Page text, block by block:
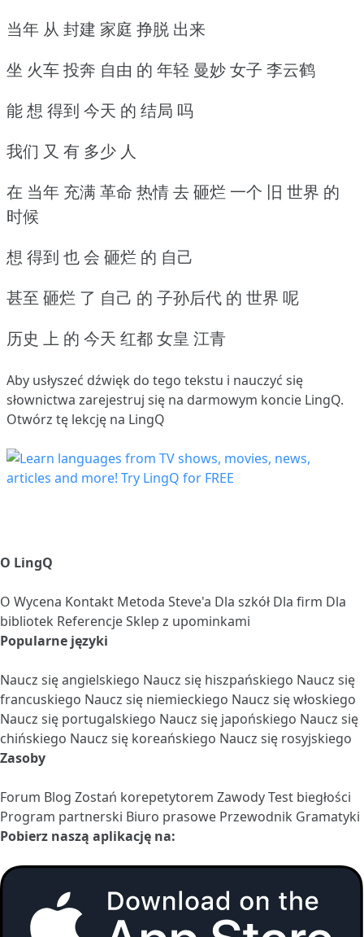
当年 从 封建 家庭 挣脱 出来
坐 火车 投奔 自由 的 年轻 曼妙 女子 李云鹤
能 想 得到 今天 的 结局 吗
我们 又 有 多少 人
在 当年 充满 革命 热情 去 砸烂 一个 旧 世界 的
时候
想 得到 也 会 砸烂 的 自己
甚至 砸烂 了 自己 的 子孙后代 的 世界 呢
历史 上 的 今天 红都 女皇 江青
Aby usłyszeć dźwięk do tego tekstu i nauczyć się
słownictwa zarejestruj się na darmowym koncie LingQ.
Otwórz tę lekcję na LingQ
O LingQ
O Wycena Kontakt Metoda Steve'a Dla szkół Dla firm Dla
bibliotek ReferencjeSklep z upominkami
Popularne języki
Naucz się angielskiego Naucz się hiszpańskiego Naucz się
francuskiego Naucz się niemieckiego Naucz się włoskiego
Naucz się portugalskiego Naucz się japońskiego Naucz się
chińskiego Naucz się koreańskiego Naucz się rosyjskiego
Zasoby
Forum Blog Zostań korepetytorem ZawodyTest biegłości
Program partnerski Biuro prasowe Przewodnik Gramatyki
Pobierz naszą aplikację na: